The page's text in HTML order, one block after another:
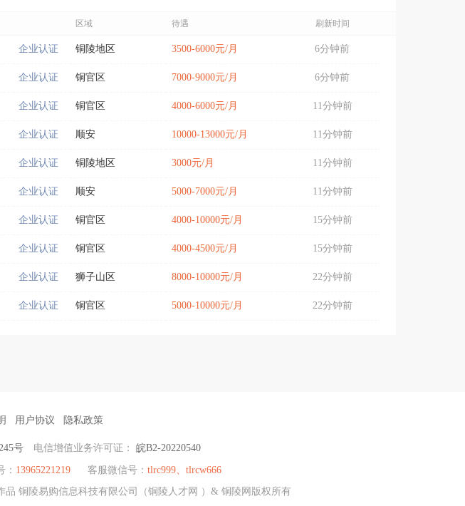
区域 待遇 刷新时间
企业认证 铜陵地区 3500-6000元/月 6分钟前
企业认证 铜官区 7000-9000元/月 6分钟前
企业认证 铜官区 4000-6000元/月 11分钟前
企业认证 顺安 10000-13000元/月 11分钟前
企业认证 铜陵地区 3000元/月 11分钟前
企业认证 顺安 5000-7000元/月 11分钟前
企业认证 铜官区 4000-10000元/月 15分钟前
企业认证 铜官区 4000-4500元/月 15分钟前
企业认证 狮子山区 8000-10000元/月 22分钟前
企业认证 铜官区 5000-10000元/月 22分钟前
用户协议 隐私政策
号 电信增值业务许可证： 皖B2-20220540
： 13965221219 客服微信号： tlrc999、tlrcw666
铜陵易购信息科技有限公司（铜陵人才网 ）& 铜陵网版权所有